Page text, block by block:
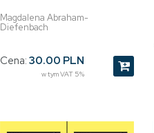
Magdalena Abraham-
Diefenbach
Cena: 30.00 PLN
w tym VAT 5%